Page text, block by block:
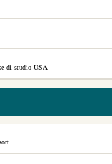
di studio USA